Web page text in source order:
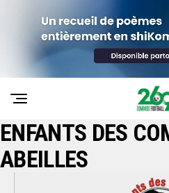
ENFANTS DES
ABEILLES